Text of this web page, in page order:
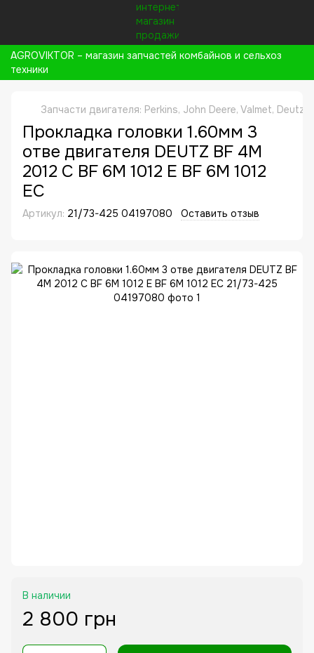
AGROVIKTOR – магазин запчастей комбайнов и сельхоз
техники
Запчасти двигателя: Perkins, John Deere, Valmet,
Прокладка головки 1.60мм 3
отве двигателя DEUTZ BF 4M
2012 C BF 6M 1012 E BF 6M 1012
EC
Артикул: 21/73-425 04197080 Оставить отзыв
В наличии
2 800 грн